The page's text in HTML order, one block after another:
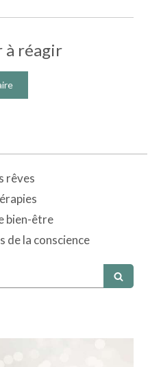
à réagir
rêves
bien-être
de la conscience